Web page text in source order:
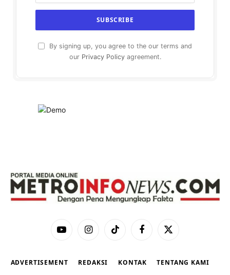
By signing up, you agree to the our terms and
our Privacy Policyagreement.
YouTubeInstagramTikTok Facebook
X
ADVERTISEMENT REDAKSI KONTAK
TENTANG KAMI